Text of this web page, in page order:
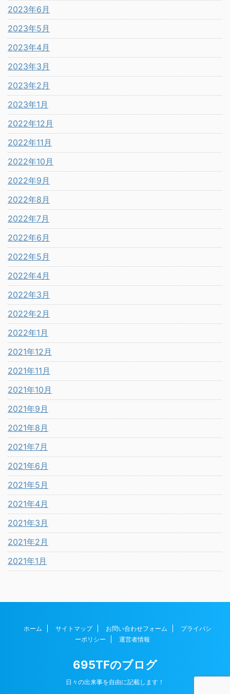
2023年6月
2023年5月
2023年4月
2023年3月
2023年2月
2023年1月
2022年12月
2022年11月
2022年10月
2022年9月
2022年8月
2022年7月
2022年6月
2022年5月
2022年4月
2022年3月
2022年2月
2022年1月
2021年12月
2021年11月
2021年10月
2021年9月
2021年8月
2021年7月
2021年6月
2021年5月
2021年4月
2021年3月
2021年2月
2021年1月
ホーム サイトマップ お問い合わせフォーム
プライバシ
ーポリシー
運営者情報
695TFのブログ
日々の出来事を自由に記載します！